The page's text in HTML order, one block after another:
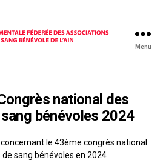
Menu
national des
bénévoles 2024
le 43ème congrès national
sang bénévoles en 2024